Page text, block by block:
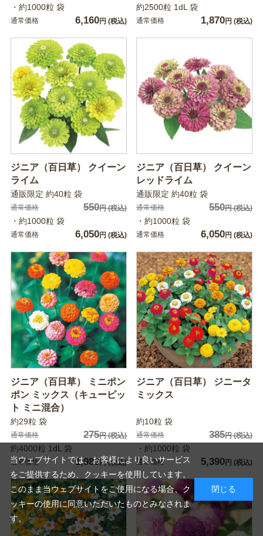
・約1000粒 袋
通常価格 6,160円 (税込)
約2500粒 1dL 袋
通常価格 1,870円 (税込)
ジニア（百日草） クイーン
ライム
通販限定 約40粒 袋
通常価格 550円(税込)
・約1000粒 袋
通常価格 6,050円 (税込)
ジニア（百日草） クイーン
レッドライム
通販限定 約40粒 袋
通常価格 550円(税込)
・約1000粒 袋
通常価格 6,050円 (税込)
ジニア（百日草） ミニポン
ポン ミックス（キューピッ
ト ミニ混合）
約29粒 袋
通常価格 275円(税込)
約4000粒 1dL 袋
通常価格 1,980円(税込)
ジニア（百日草） ジニータ
ミックス
約10粒 袋
通常価格 385円(税込)
・約1000粒 袋
通常価格 5,390円 (税込)
当ウェブサイトでは、お客様により良いサービス
をご提供するため、クッキーを使用しています。
このまま当ウェブサイトをご使用になる場合、ク
ッキーの使用に同意いただいたものとみなされま
す。
閉じる